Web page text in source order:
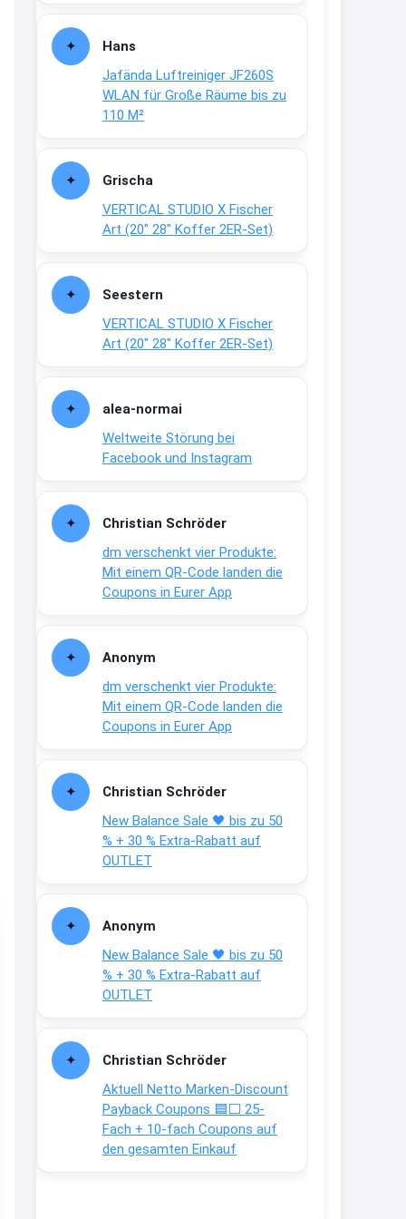
Hans
Jafända Luftreiniger JF260S
WLAN für Große Räume bis zu
110 M²
Grischa
VERTICAL STUDIO X Fischer
Art (20″ 28″ Koffer 2ER-Set)
Seestern
VERTICAL STUDIO X Fischer
Art (20″ 28″ Koffer 2ER-Set)
alea-normai
Weltweite Störung bei
Facebook und Instagram
Christian Schröder
dm verschenkt vier Produkte:
Mit einem QR-Code landen die
Coupons in Eurer App
Anonym
dm verschenkt vier Produkte:
Mit einem QR-Code landen die
Coupons in Eurer App
Christian Schröder
New Balance Sale 🖤 bis zu 50
% + 30 % Extra-Rabatt auf
OUTLET
Anonym
New Balance Sale 🖤 bis zu 50
% + 30 % Extra-Rabatt auf
OUTLET
Christian Schröder
Aktuell Netto Marken-Discount
Payback Coupons 🟦⬜ 25-
Fach + 10-fach Coupons auf
den gesamten Einkauf
Fielmann-Blinkis mehr / wurde
www.fielmann-
group.com/blinkis...
13:44
dich zu sehen, alles gut?
15:01
An 01.08. / Sensodyne Rabatt 3€
/ max. 15.000www.erlebe-
↩
www.meineapotheke.de/
2:19
↩
Joachim
www.linda.de/vorteile/coupons/...
2:21
↩
Gratis Hitzewarn-Aufkleber /
verfärbt sich ab 28 Grad /siehe
Text weiter unten
shop.bioeg.de/aufkleber-
achtun...
↩
Joachim
Gratis personalisierte 7-Tage
Ration Micronährstoffe/ Vitamine
↩
Joachim